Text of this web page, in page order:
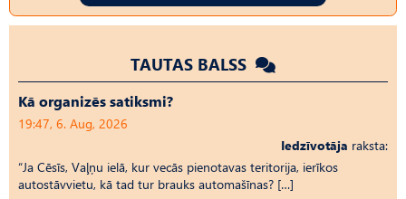
TAUTAS BALSS
Kā organizēs satiksmi?
19:47, 6. Aug, 2026
Iedzīvotāja raksta:
“Ja Cēsīs, Vaļņu ielā, kur vecās pienotavas teritorija, ierīkos
autostāvvietu, kā tad tur brauks automašīnas? […]